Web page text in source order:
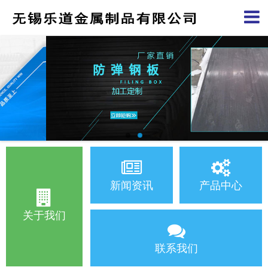
关于我们
新闻资讯 产品中心
联系我们